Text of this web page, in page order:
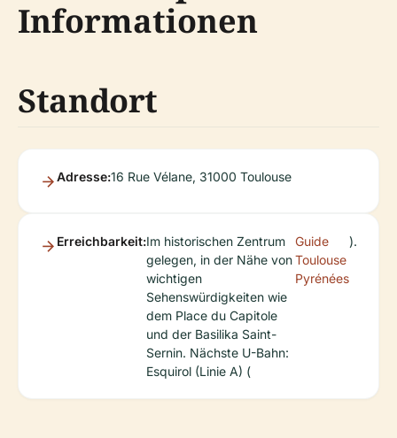
Informationen
Standort
Adresse:16 Rue Vélane, 31000 Toulouse
Erreichbarkeit:Im historischen Zentrum
gelegen, in der Nähe von
wichtigen
Sehenswürdigkeiten wie
dem Place du Capitole
und der Basilika Saint-
Sernin. Nächste U-Bahn:
Esquirol (Linie A) (
Guide
Toulouse
Pyrénées
).